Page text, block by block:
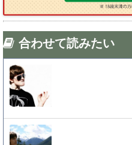
合わせて読みたい